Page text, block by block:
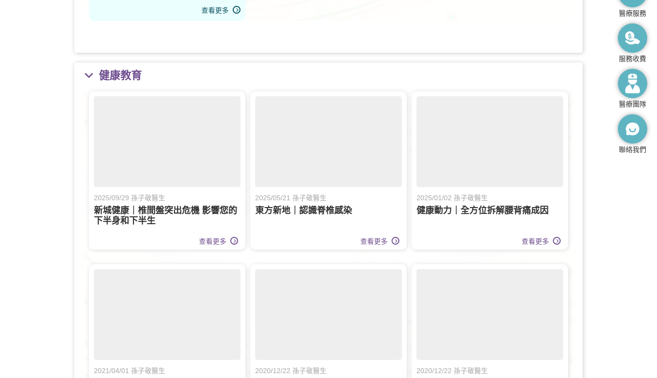
查看更多
健康教育
2025/09/29 孫子敬醫生
新城健康｜椎間盤突出危機 影響您的
下半身和下半生
查看更多
2025/05/21 孫子敬醫生
東方新地｜認識脊椎感染
查看更多
2025/01/02 孫子敬醫生
健康動力｜全方位拆解腰背痛成因
查看更多
2021/04/01 孫子敬醫生 2020/12/22 孫子敬醫生 2020/12/22 孫子敬醫生
醫療服務
服務收費
醫療團隊
聯絡我們